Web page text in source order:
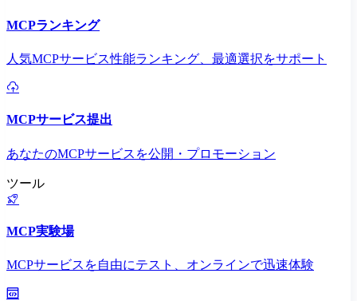
MCPランキング
人気MCPサービス性能ランキング、最適選択をサポート
MCPサービス提出
あなたのMCPサービスを公開・プロモーション
ツール
MCP実験場
MCPサービスを自由にテスト、オンラインで迅速体験